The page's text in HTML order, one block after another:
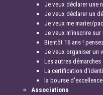
Je veux déclarer une
Je veux déclarer un
Je veux me marier/
Je veux m'inscrire
Bientôt 16 ans !
Je veux organiser un
Les autres démarches
La certification
la bourse d'excellence
Associations